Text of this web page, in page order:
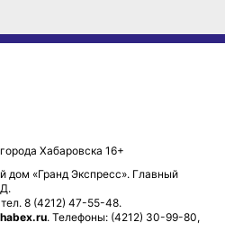
Хабаровска 16+
дом «Гранд Экспресс». Главный
тел. 8 (4212) 47-55-48.
. Телефоны: (4212) 30-99-80,